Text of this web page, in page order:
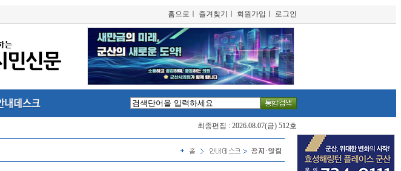
홈으로 즐겨찾기 회원가입 로그인
최종편집 : 2026.08.07(금) 512호